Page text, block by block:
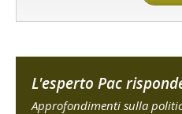
L'esperto Pac
Approfondimenti sulla